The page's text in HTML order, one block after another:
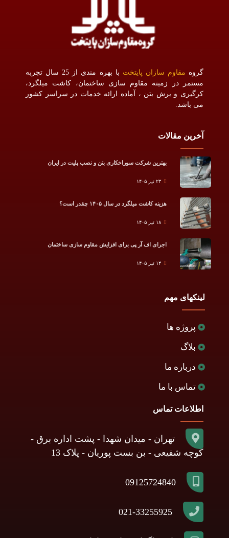
گروه مقاوم سازان پایتخت
با بهره مندی از 25 سال تجربه
مستمر در زمینه مقاوم سازی ساختمان، کاشت میلگرد،
کرگیری و برش بتن ، آماده ارائه خدمات در سراسر کشور
می باشد.
آخرین مقالات
بهترین شرکت سوراخکاری بتن و نصب پلیت در ایران
۲۳ تیر ۱۴۰۵
هزینه کاشت میلگرد در سال ۱۴۰۵ چقدر است؟
۱۸ تیر ۱۴۰۵
اجرای اف آر پی برای افزایش مقاوم سازی ساختمان
۱۴ تیر ۱۴۰۵
لینکهای مهم
پروژه ها
بلاگ
درباره ما
تماس با ما
اطلاعات تماس
تهران - میدان شهدا - پشت اداره برق -
کوچه شفیعی - بن بست پوریان - پلاک 13
09125724840
021-33255925